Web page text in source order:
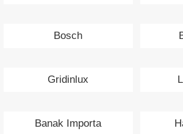
Bosch
Gridinlux
Banak Importa